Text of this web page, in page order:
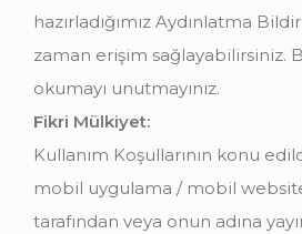
hazırladığımız Aydınlatma
zaman erişim sağlayabilirsiniz.
okumayı unutmayınız.
Fikri Mülkiyet:
Kullanım Koşullarının konu
mobil uygulama / mobil
tarafından veya onun adına